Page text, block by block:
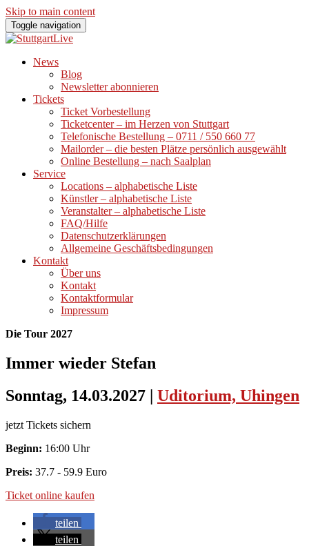
Skip to main content
Toggle navigation
News
Blog
Newsletter abonnieren
Tickets
Ticket Vorbestellung
Ticketcenter – im Herzen von Stuttgart
Telefonische Bestellung – 0711 / 550 660 77
Mailorder – die besten Plätze persönlich ausgewählt
Online Bestellung – nach Saalplan
Service
Locations – alphabetische Liste
Künstler – alphabetische Liste
Veranstalter – alphabetische Liste
FAQ/Hilfe
Datenschutzerklärungen
Allgemeine Geschäftsbedingungen
Kontakt
Über uns
Kontakt
Kontaktformular
Impressum
Die Tour 2027
Immer wieder Stefan
Sonntag, 14.03.2027 | Uditorium, Uhingen
jetzt Tickets sichern
Beginn: 16:00 Uhr
Preis: 37.7 - 59.9 Euro
Ticket online kaufen
teilen
teilen